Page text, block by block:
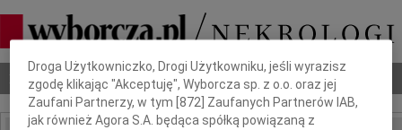
Nekrologi Odeszli Poradnik pogrzebowy
Dbamy o Twoją prywatność
Droga Użytkowniczko, Drogi Użytkowniku, jeśli wyrazisz
zgodę klikając "Akceptuję", Wyborcza sp. z o.o. oraz jej
Zaufani Partnerzy, w tym [872 ] Zaufanych Partnerów IAB,
jak również Agora S.A. będąca spółką powiązaną z